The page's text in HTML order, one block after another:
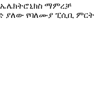
ማምረቻ
ያለው የባለሙያ ፒሲቢ ምርት